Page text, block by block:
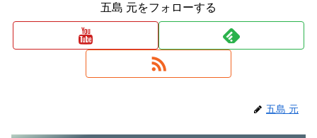
五島 元をフォローする
五島 元